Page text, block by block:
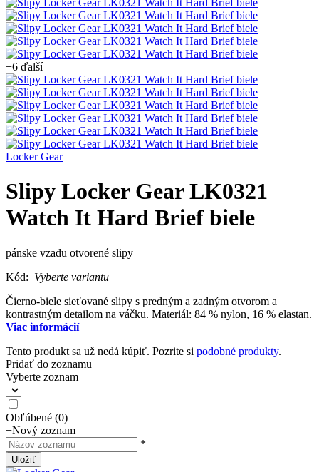
+6 ďalší
Locker Gear
Slipy Locker Gear LK0321
Watch It Hard Brief biele
pánske vzadu otvorené slipy
Kód: Vyberte variantu
Čierno-biele sieťované slipy s predným a zadným otvorom a
kontrastným detailom na váčku. Materiál: 84 % nylon, 16 % elastan.
Viac informácií
Tento produkt sa už nedá kúpiť. Pozrite si podobné produkty.
Pridať do zoznamu
Vyberte zoznam
Obľúbené (0)
+Nový zoznam
*
Uložiť